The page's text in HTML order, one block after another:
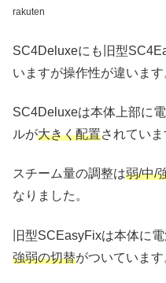
rakuten
SC4Deluxeにも旧型
いますが操作性が違います
SC4Deluxeは本体上部に
ルが大きく配置されていま
スチーム量の調整は弱/中/
なりました。
旧型SCEasyFixは本体に
強弱の切替がついています